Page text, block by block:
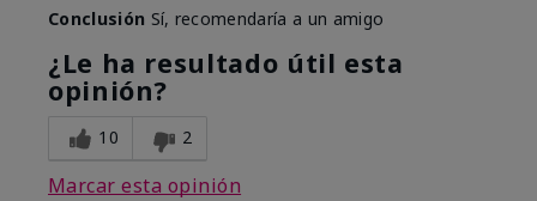
Conclusión Sí, recomendaría a un amigo
¿Le ha resultado útil esta
opinión?
10 2
Marcar esta opinión